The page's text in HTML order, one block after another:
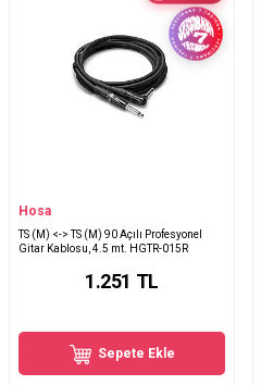
Hosa
TS (M) <-> TS (M) 90 Açılı Profesyonel
Gitar Kablosu, 4.5 mt. HGTR-015R
1.251 TL
Sepete Ekle